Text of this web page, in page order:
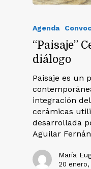
Agenda
“Paisaje”
diálogo
Paisaje es un
integración
cerámicas
desarrollada
Aguilar
María
20 enero,